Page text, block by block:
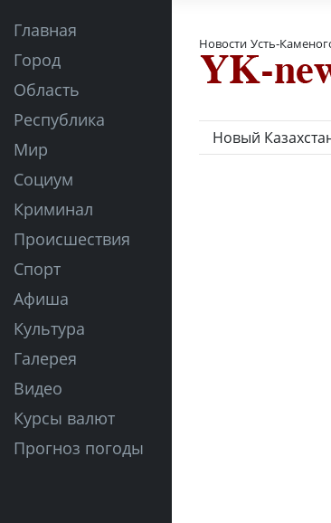
Главная
Город
Область
Республика
Мир
Социум
Криминал
Происшествия
Спорт
Афиша
Культура
Галерея
Видео
Курсы валют
Прогноз погоды
Новости Усть-
Новый